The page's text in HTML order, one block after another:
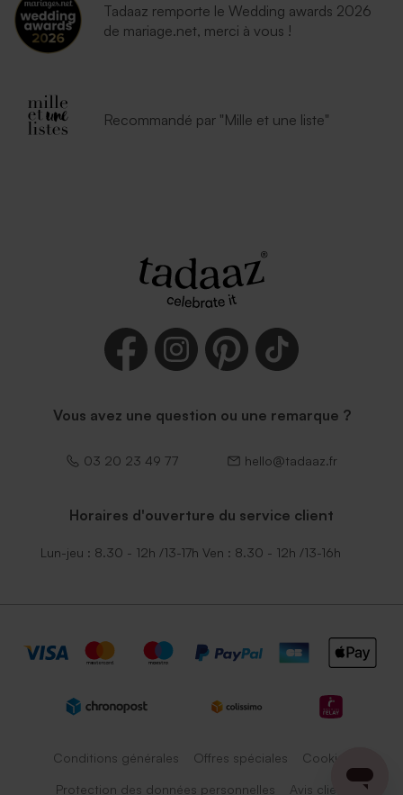
Tadaaz remporte le Wedding awards 2026
de mariage.net, merci à vous !
Recommandé par "Mille et une liste"
Vous avez une question ou une remarque ?
03 20 23 49 77 hello@tadaaz.fr
Horaires d'ouverture du service client
Lun-jeu : 8.30 - 12h /13-17h Ven : 8.30 - 12h /13-16h
Conditions générales Offres spéciales Cookies
Protection des données personnelles Avis client